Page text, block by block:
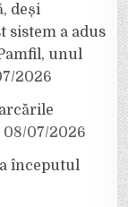
deși
sistem a adus
unul
2026
08/07/2026
începutul